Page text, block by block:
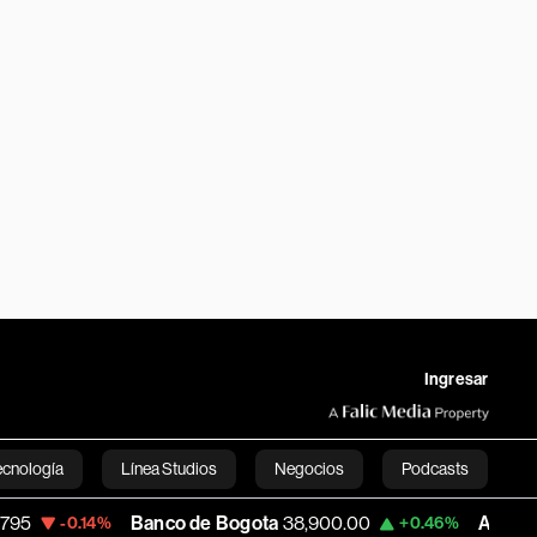
Ingresar
Línea Studios Negocios Podcasts
English
Banco de Bogota 38,900.00 +0.46% Apple 313.305